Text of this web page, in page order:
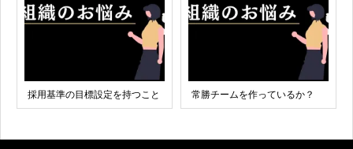
採用基準の目標設定を持つこと 常勝チームを作っているか？